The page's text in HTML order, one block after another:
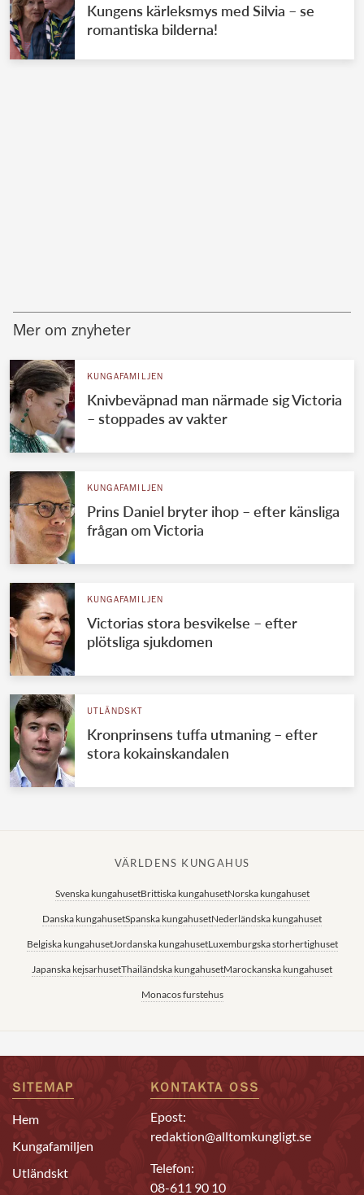
Kungens kärleksmys med Silvia – se
romantiska bilderna!
Mer om znyheter
KUNGAFAMILJEN
Knivbeväpnad man närmade sig Victoria
– stoppades av vakter
KUNGAFAMILJEN
Prins Daniel bryter ihop – efter känsliga
frågan om Victoria
KUNGAFAMILJEN
Victorias stora besvikelse – efter
plötsliga sjukdomen
UTLÄNDSKT
Kronprinsens tuffa utmaning – efter
stora kokainskandalen
VÄRLDENS KUNGAHUS
Svenska kungahusetBrittiska kungahusetNorska kungahuset
Danska kungahusetSpanska kungahusetNederländska kungahuset
Belgiska kungahusetJordanska kungahusetLuxemburgska storhertighuset
Japanska kejsarhusetThailändska kungahusetMarockanska kungahuset
Monacos furstehus
SITEMAP
Hem
Kungafamiljen
Utländskt
KONTAKTA OSS
Epost:
redaktion@alltomkungligt.se
Telefon:
08-611 90 10